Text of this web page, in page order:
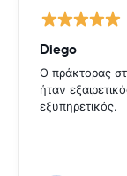
Diego
Ο πράκτορας
ήταν
εξυπηρετικός.